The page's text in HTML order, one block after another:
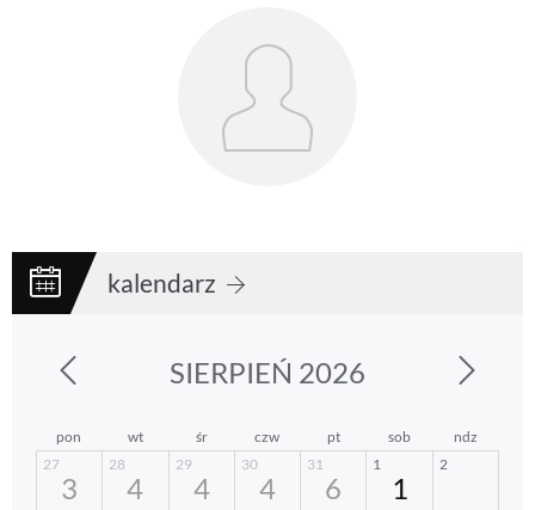
kalendarz